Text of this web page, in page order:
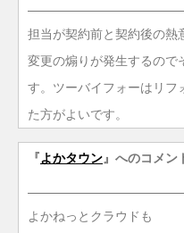
担当が契約前と契約後の熱
変更の煽りが発生するので
す。ツーバイフォーはリフ
た方がよいです。
『よかタウン』へのコメン
よかねっとクラウドも